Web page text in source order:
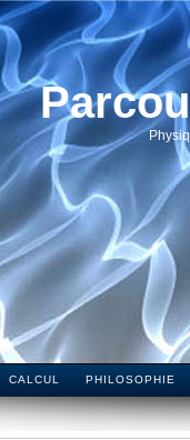
CALCUL PHILOSOPHIE